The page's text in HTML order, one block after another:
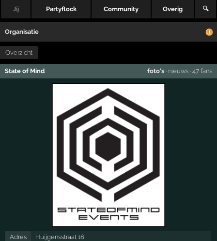
Jij Partyflock Community Overig 🔍
Organisatie
Overzicht
State of Mind foto's· nieuws· 47 fans
Adres
Huijgensstraat 16